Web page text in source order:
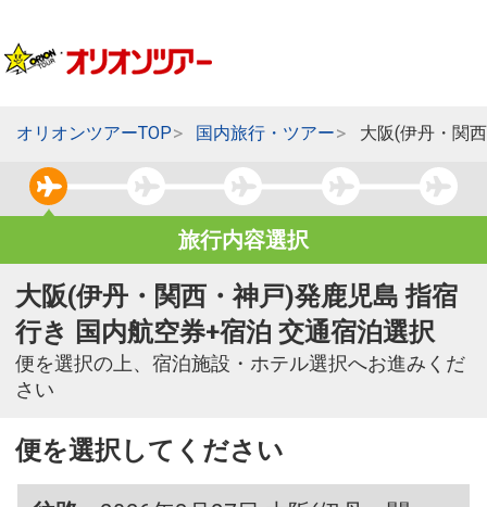
オリオンツアーTOP 国内旅行・ツアー 大阪(伊丹・関
旅行内容選択
大阪(伊丹・関西・神戸)発鹿児島 指宿
行き 国内航空券+宿泊 交通宿泊選択
便を選択の上、宿泊施設・ホテル選択へお進みくだ
さい
便を選択してください